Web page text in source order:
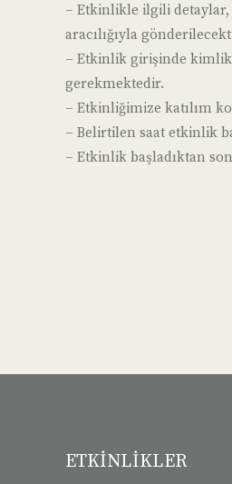
– Etkinlikle ilgili detaylar,
aracılığıyla
– Etkinlik girişinde
gerekmektedir.
– Etkinliğimize katılım
– Belirtilen saat etkinlik
– Etkinlik başladıktan
ETKİNLİKLER